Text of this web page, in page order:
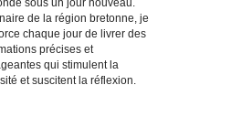
sous un jour nouveau.
de la région bretonne, je
chaque jour de livrer des
précises et
qui stimulent la
et suscitent la réflexion.